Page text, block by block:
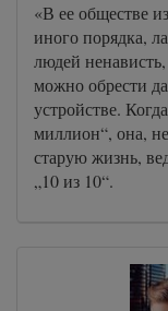
«В ее обществе
иного порядка,
людей
можно обрести
устройстве.
миллион“, она,
старую жизнь,
„10 из 10“.